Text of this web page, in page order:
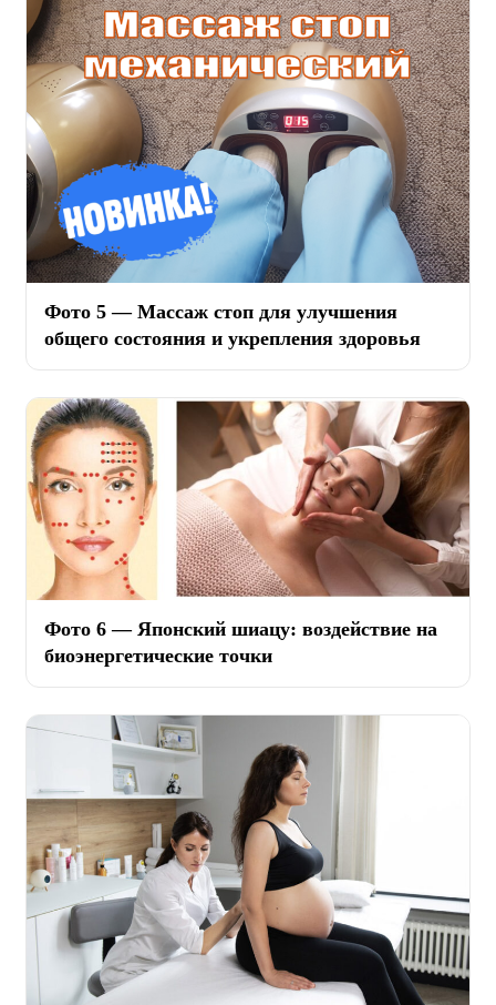
Фото 5 — Массаж стоп для улучшения
общего состояния и укрепления здоровья
Фото 6 — Японский шиацу: воздействие на
биоэнергетические точки